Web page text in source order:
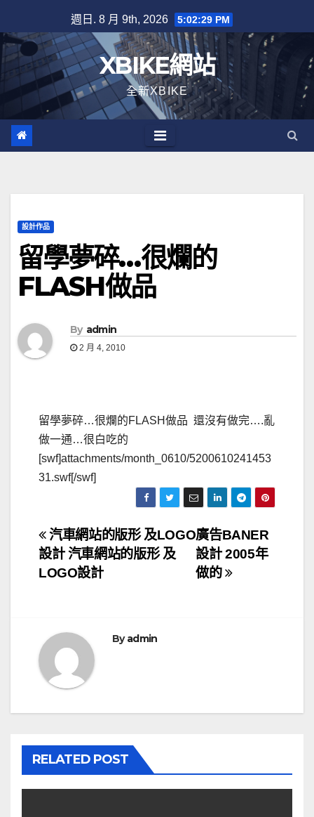
to
content
週日. 8 月 9th, 2026 5:02:29 PM
XBIKE網站
全新XBIKE
設計作品
留學夢碎…很爛的
FLASH做品
By admin
2 月 4, 2010
留學夢碎…很爛的FLASH做品 還沒有做完….亂
做一通…很白吃的
[swf]attachments/month_0610/5200610241453
31.swf[/swf]
文
章
覽
廣告BANER
設計 2005年
做的
汽車網站的版形 及LOGO
設計 汽車網站的版形 及
LOGO設計
Byadmin
RELATED POST